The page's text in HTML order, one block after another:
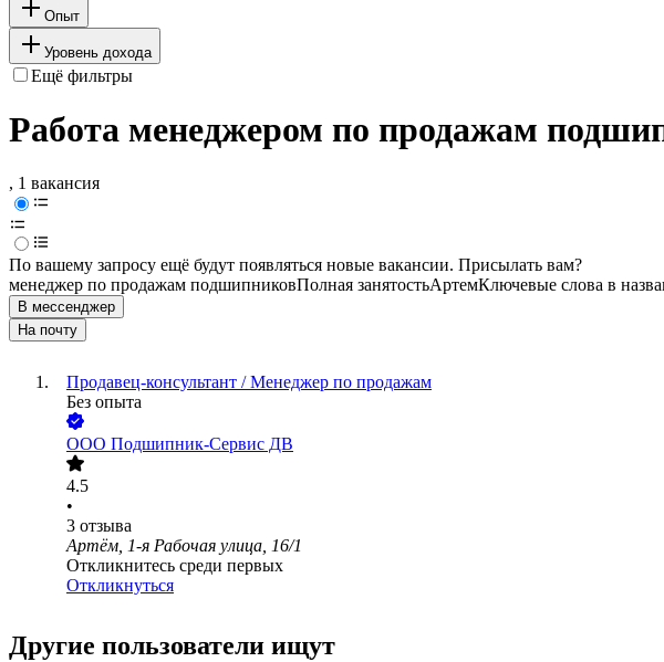
Опыт
Уровень дохода
Ещё фильтры
Работа менеджером по продажам
, 1 вакансия
По вашему запросу ещё будут появляться новые вакансии. Присылать вам?
менеджер по продажам подшипниковПолная занятостьАртемКлючевые слова в
В мессенджер
На почту
Продавец-консультант / Менеджер по продажам
Без опыта
ООО Подшипник-Сервис ДВ
4.5
•
3 отзыва
Артём, 1-я Рабочая улица, 16/1
Откликнитесь среди первых
Откликнуться
Другие пользователи ищут